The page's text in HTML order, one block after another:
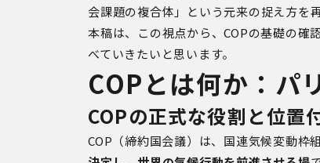
会課題の複合体」という元来の捉え方を
本稿は、この視点から、COPの基礎の確認
べていきたいと思います。
COPとは何か：パ
COPの正式な役割と位置
COP （締約国会議）は、国連気候変動枠